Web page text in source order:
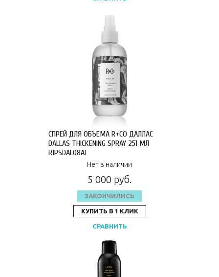
СПРЕЙ ДЛЯ ОБЪЕМА R+CO ДАЛЛАС
DALLAS THICKENING SPRAY 251 МЛ
R1PSDAL08A1
Нет в наличии
5 000 руб.
ЗАКОНЧИЛИСЬ
КУПИТЬ В 1 КЛИК
СРАВНИТЬ